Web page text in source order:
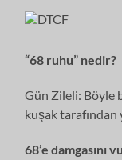
“68 ruhu” nedir?
Gün Zileli: Böyle
kuşak tarafından
68’e damgasını